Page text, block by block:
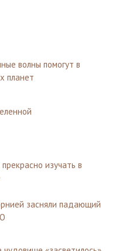
волны помогут в
планет
изучать в
засняли падающий